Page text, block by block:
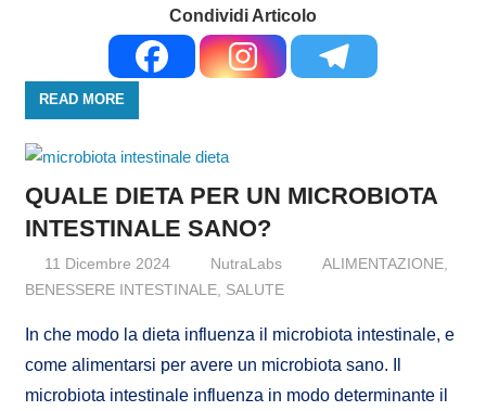
Condividi Articolo
READ MORE
QUALE DIETA PER UN MICROBIOTA
INTESTINALE SANO?
11 Dicembre 2024 NutraLabs ALIMENTAZIONE
BENESSERE INTESTINALE, SALUTE
In che modo la dieta influenza il microbiota intestinale, e
come alimentarsi per avere un microbiota sano. Il
microbiota intestinale influenza in modo determinante il